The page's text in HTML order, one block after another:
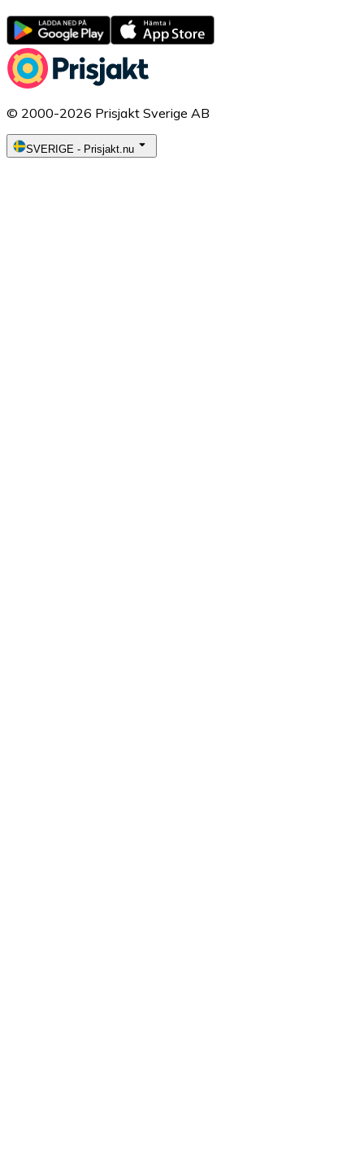
© 2000-2026 Prisjakt Sverige AB
SVERIGE - Prisjakt.nu